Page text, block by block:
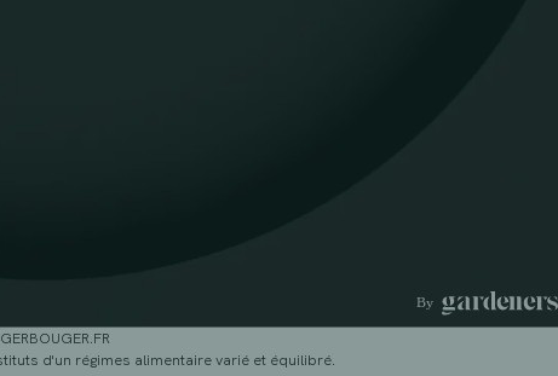
d'un régimes alimentaire varié et équilibré.